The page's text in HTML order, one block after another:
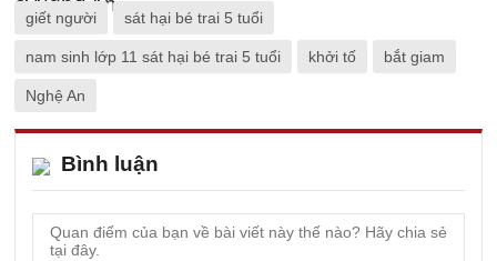
giết người sát hại bé trai 5 tuổi
nam sinh lớp 11 sát hại bé trai 5 tuổi khởi tố bắt giam
Nghệ An
Bình luận